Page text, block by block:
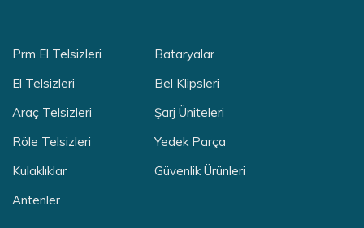
Prm El Telsizleri
El Telsizleri
Araç Telsizleri
Röle Telsizleri
Kulaklıklar
Antenler
Bataryalar
Bel Klipsleri
Şarj Üniteleri
Yedek Parça
Güvenlik Ürünleri